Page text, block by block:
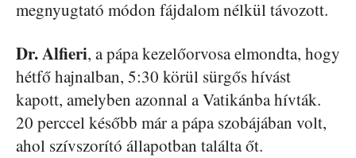
megnyugtató módon fájdalom nélkül távozott.
Dr. Alfieri, a pápa kezelőorvosa elmondta, hogy
hétfő hajnalban, 5:30 körül sürgős hívást
kapott, amelyben azonnal a Vatikánba hívták.
20 perccel később már a pápa szobájában volt,
ahol szívszorító állapotban találta őt.